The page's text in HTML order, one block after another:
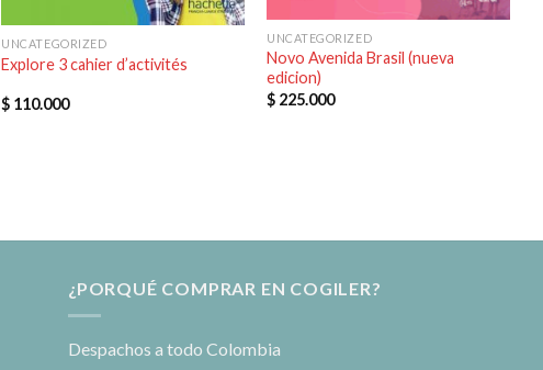
UNCATEGORIZED
Explore 3 cahier d’activités
$ 110.000
UNCATEGORIZED
Novo Avenida Brasil (nueva
edicion)
$ 225.000
¿PORQUÉ COMPRAR EN COGILER?
Despachos a todo Colombia